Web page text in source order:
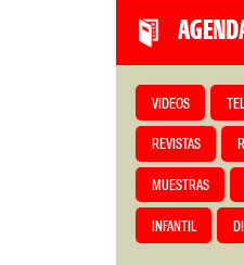
VIDEOS
REVISTAS
MUESTRAS
INFANTIL